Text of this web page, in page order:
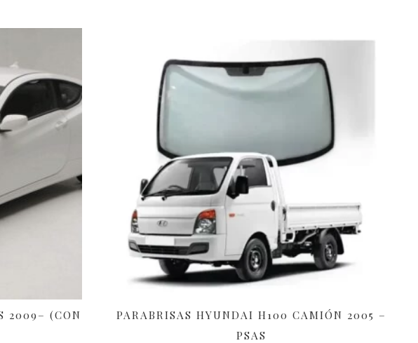
2009– (CON
AÑADIR AL CARRITO
PARABRISAS HYUNDAI H100 CAMIÓN 2005 –
PSAS